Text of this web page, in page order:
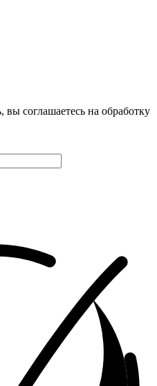
соглашаетесь на обработку